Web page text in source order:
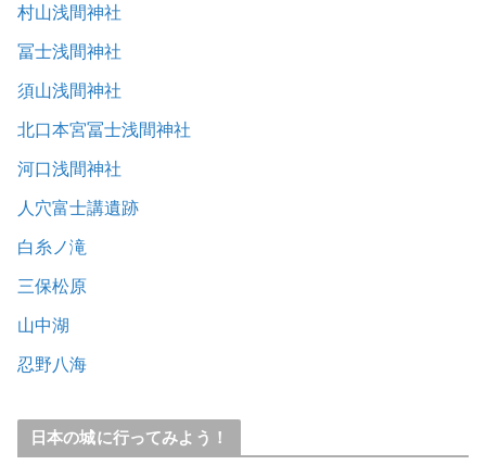
村山浅間神社
冨士浅間神社
須山浅間神社
北口本宮冨士浅間神社
河口浅間神社
人穴富士講遺跡
白糸ノ滝
三保松原
山中湖
忍野八海
日本の城に行ってみよう！